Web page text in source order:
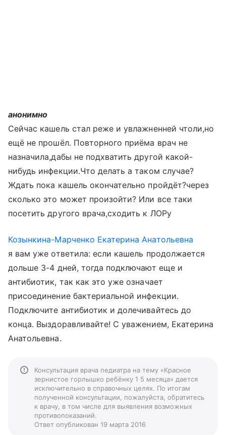
анонимно
Сейчас кашель стал реже и увлажненней чтоли,но
ещё не прошёл. Повторного приёма врач не
назначила,дабы не подхватить другой какой-
нибудь инфекции.Что делать а таком случае?
Ждать пока кашель окончательно пройдёт?через
сколько это может произойти? Или все таки
посетить другого врача,сходить к ЛОРу
Козынкина-Марченко Екатерина Анатольевна
я вам уже ответила: если кашель продолжается
дольше 3-4 дней, тогда подключают еще и
антибиотик, так как это уже означает
присоединение бактериальной инфекции.
Подключите антибиотик и долечивайтесь до
конца. Выздоравливайте! С уважением, Екатерина
Анатольевна.
Консультация врача педиатра на тему «Красное
зернистое горлышко ребёнку 1 5 месяца» дается
исключительно в справочных целях. По итогам
полученной консультации, пожалуйста, обратитесь
к врачу, в том числе для выявления возможных
противопоказаний.
Ответ опубликован 19 марта 2016